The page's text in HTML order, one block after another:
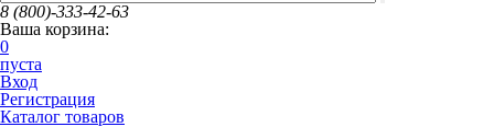
8 (800)-333-42-63
Ваша корзина:
0
пуста
Вход
Регистрация
Каталог товаров